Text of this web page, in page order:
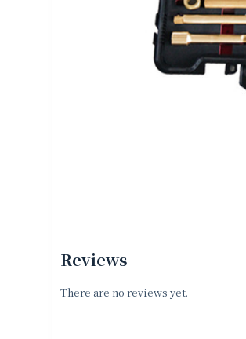
Reviews
There are no reviews yet.